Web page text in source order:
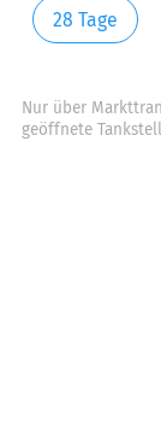
28 Tage
Nur über
geöffnete